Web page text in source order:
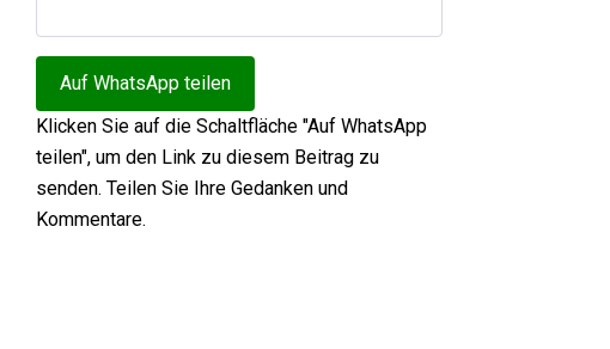
Auf WhatsApp teilen
Klicken Sie auf die Schaltfläche "Auf WhatsApp
teilen", um den Link zu diesem Beitrag zu
senden. Teilen Sie Ihre Gedanken und
Kommentare.